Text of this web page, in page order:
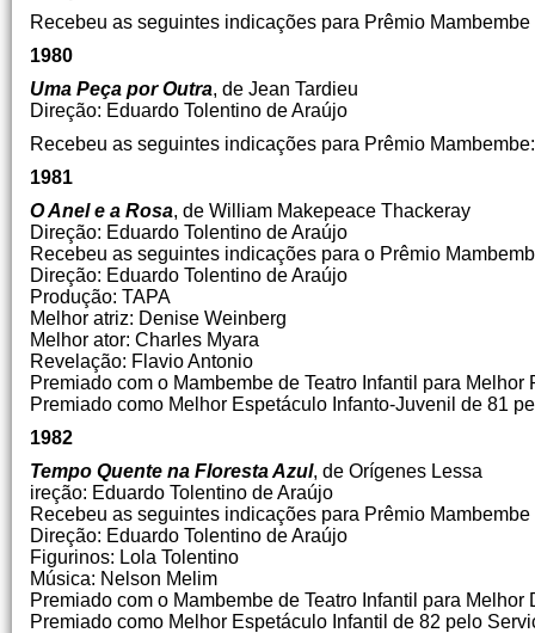
Recebeu as seguintes indicações para Prêmio
1980
Uma Peça por Outra, de Jean Tardieu
Direção: Eduardo Tolentino de Araújo
Recebeu as seguintes indicações para Prêmio
1981
O Anel e a Rosa, de William Makepeace Thackeray
Direção: Eduardo Tolentino de Araújo
Recebeu as seguintes indicações para o Prêmio
Direção: Eduardo Tolentino de Araújo
Produção: TAPA
Melhor atriz: Denise Weinberg
Melhor ator: Charles Myara
Revelação: Flavio Antonio
Premiado com o Mambembe de Teatro Infantil para Melhor
Premiado como Melhor Espetáculo Infanto-Juvenil de 81
1982
Tempo Quente na Floresta Azul, de Orígenes Lessa
ireção: Eduardo Tolentino de Araújo
Recebeu as seguintes indicações para Prêmio Mambembe
Direção: Eduardo Tolentino de Araújo
Figurinos: Lola Tolentino
Música: Nelson Melim
Premiado com o Mambembe de Teatro Infantil para
Premiado como Melhor Espetáculo Infantil de 82 pelo